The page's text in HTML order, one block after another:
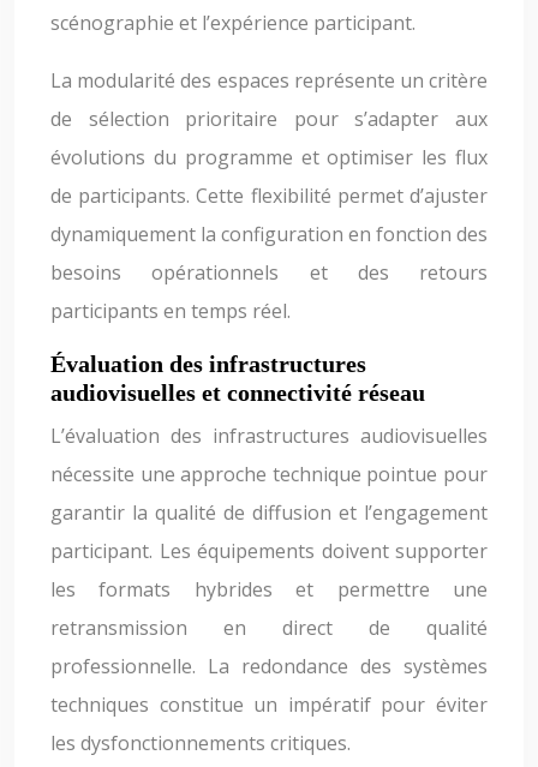
scénographie et l’expérience participant.
La modularité des espaces représente un critère
de sélection prioritaire pour s’adapter aux
évolutions du programme et optimiser les flux
de participants. Cette flexibilité permet d’ajuster
dynamiquement la configuration en fonction des
besoins opérationnels et des retours
participants en temps réel.
Évaluation des infrastructures
audiovisuelles et connectivité réseau
L’évaluation des infrastructures audiovisuelles
nécessite une approche technique pointue pour
garantir la qualité de diffusion et l’engagement
participant. Les équipements doivent supporter
les formats hybrides et permettre une
retransmission en direct de qualité
professionnelle. La redondance des systèmes
techniques constitue un impératif pour éviter
les dysfonctionnements critiques.